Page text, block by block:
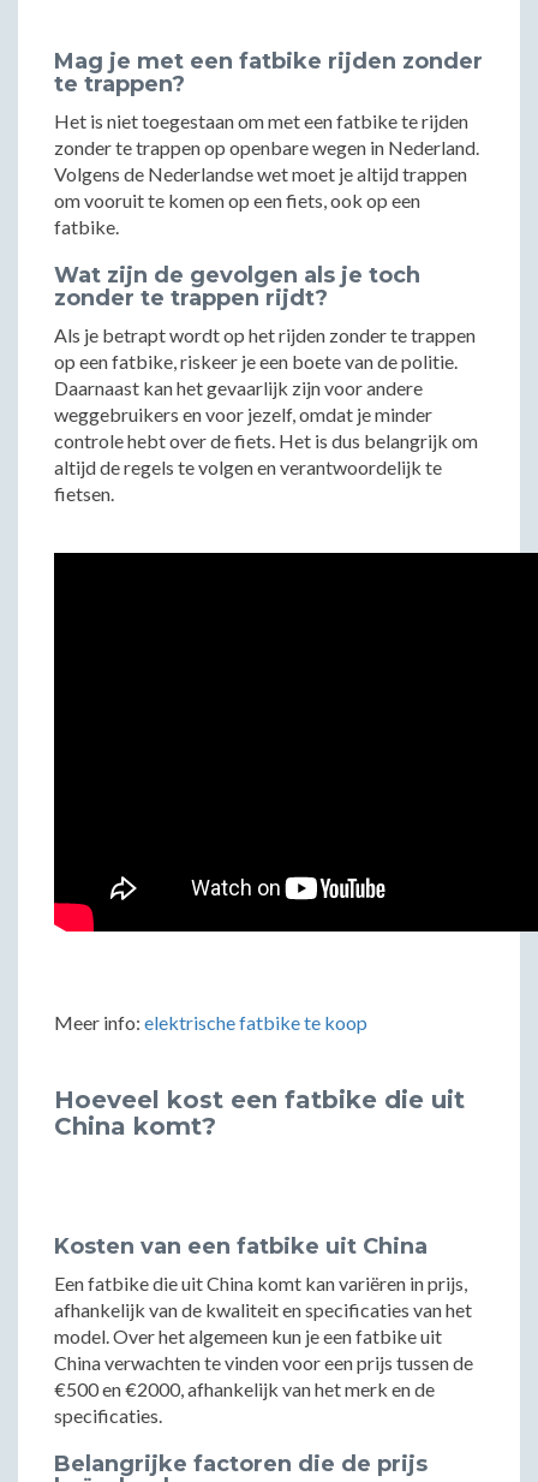
Mag je met een fatbike rijden zonder
te trappen?
Het is niet toegestaan om met een fatbike te rijden
zonder te trappen op openbare wegen in Nederland.
Volgens de Nederlandse wet moet je altijd trappen
om vooruit te komen op een fiets, ook op een
fatbike.
Wat zijn de gevolgen als je toch
zonder te trappen rijdt?
Als je betrapt wordt op het rijden zonder te trappen
op een fatbike, riskeer je een boete van de politie.
Daarnaast kan het gevaarlijk zijn voor andere
weggebruikers en voor jezelf, omdat je minder
controle hebt over de fiets. Het is dus belangrijk om
altijd de regels te volgen en verantwoordelijk te
fietsen.
Meer info: elektrische fatbike te koop
Hoeveel kost een fatbike die uit
China komt?
Kosten van een fatbike uit China
Een fatbike die uit China komt kan variëren in prijs,
afhankelijk van de kwaliteit en specificaties van het
model. Over het algemeen kun je een fatbike uit
China verwachten te vinden voor een prijs tussen de
€500 en €2000, afhankelijk van het merk en de
specificaties.
Belangrijke factoren die de prijs